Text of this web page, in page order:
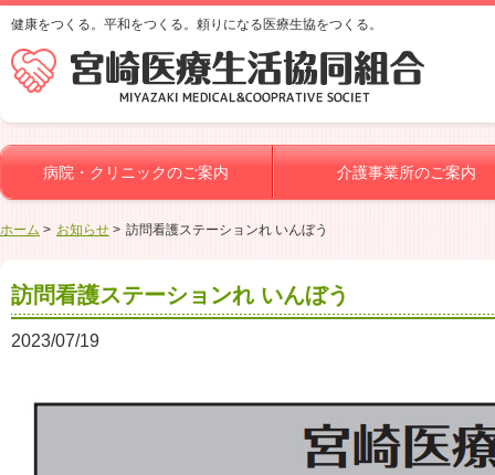
健康をつくる。平和をつくる。頼りになる医療生協をつくる。
病院・クリニックのご案内 介護事業所のご案内
ホーム お知らせ 訪問看護ステーションれ いんぼう
訪問看護ステーションれ いんぼう
2023/07/19